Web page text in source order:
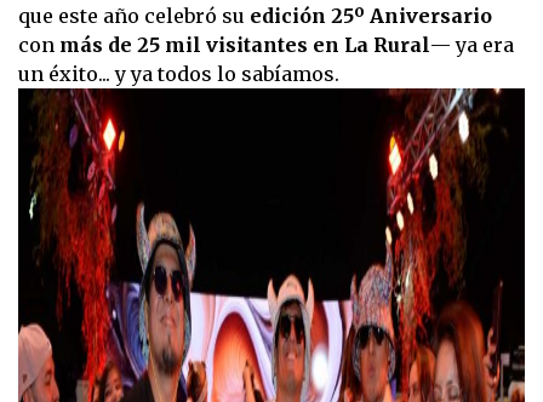
que este año celebró su edición 25º Aniversario
con más de 25 mil visitantes en La Rural— ya era
un éxito... y ya todos lo sabíamos.